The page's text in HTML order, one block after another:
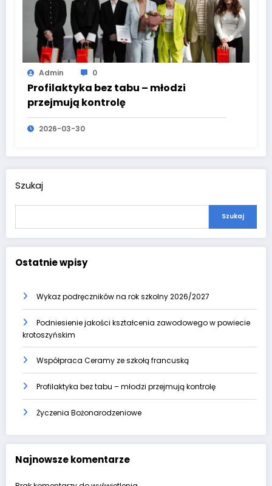
Admin 0
Profilaktyka bez tabu – młodzi
przejmują kontrolę
2026-03-30
Szukaj
Szukaj
Ostatnie wpisy
Wykaz podręczników na rok szkolny 2026/2027
Podniesienie jakości kształcenia zawodowego w powiecie
krotoszyńskim
Współpraca Ceramy ze szkołą francuską
Profilaktyka bez tabu – młodzi przejmują kontrolę
Życzenia Bożonarodzeniowe
Najnowsze komentarze